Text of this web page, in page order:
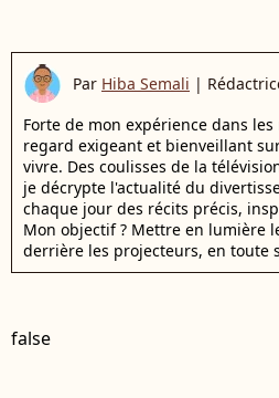
Par Hiba Semali |
Forte de mon expérience dans
regard exigeant et bienveillant
vivre. Des coulisses de la
je décrypte l'actualité du
chaque jour des récits précis,
Mon objectif ? Mettre en lumière
derrière les projecteurs, en toute
false